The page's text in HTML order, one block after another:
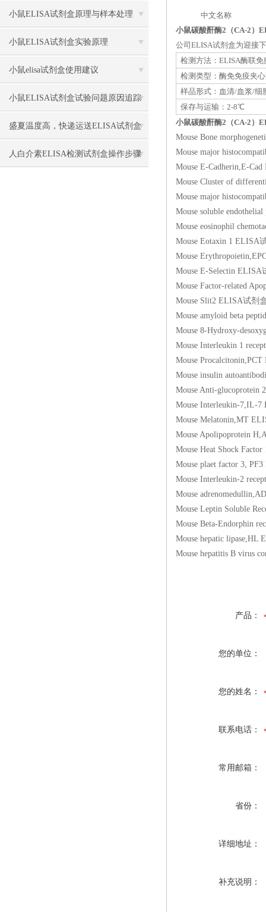
小鼠ELISA试剂盒原理与样本处理
小鼠ELISA试剂盒实验原理
小鼠elisa试剂盒使用建议
小鼠ELISA试剂盒试验问题原因追踪
盛夏温度高，快递运送ELISA试剂盒
要做哪些保温保冷措施防止失效？
人白介素ELISA检测试剂盒​操作步骤
中文名称 英
小鼠碳酸酐酶2（CA-2）
公司ELISA试剂盒为迎接
检测方法：ELISA酶联免
检测类型：酶免免疫夹
样品形式：血清/血浆/细
保存与运输：2-8℃
小鼠碳酸酐酶2（CA-2）
Mouse Bone
Mouse major
Mouse E-Cadherin,E-
Mouse Cluster of
Mouse major
Mouse soluble
Mouse eosinophil
Mouse Eotaxin 1 ELISA
Mouse
Mouse E-Selectin
Mouse Factor-related
Mouse Slit2 ELISA试剂
Mouse amyloid beta
Mouse 8-Hydroxy-
Mouse Interleukin 1
Mouse
Mouse insulin
Mouse Anti-
Mouse Interleukin-7,IL-
Mouse Melatonin,MT
Mouse Apolipoprotein
Mouse Heat Shock
Mouse plaet factor 3,
Mouse Interleukin-2
Mouse
Mouse Leptin Soluble
Mouse Beta-Endorphin
Mouse hepatic
Mouse hepatitis B virus
产品：
您的单位：
您的姓名：
联系电话：
常用邮箱：
省份：
详细地址：
补充说明：